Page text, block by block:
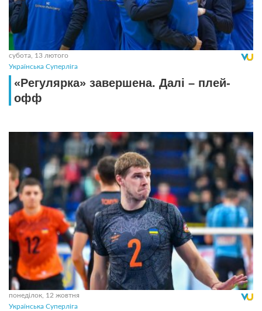
субота, 13 лютого
Українська Суперліга
«Регулярка» завершена. Далі – плей-
офф
понеділок, 12 жовтня
Українська Суперліга